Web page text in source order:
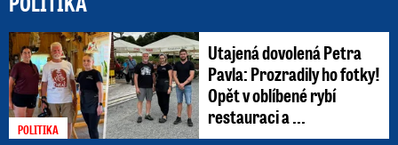
POLITIKA
Utajená dovolená Petra
Pavla: Prozradily ho fotky!
Opět v oblíbené rybí
restauraci a ...